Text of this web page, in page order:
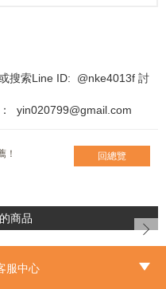
搜索Line ID: @nke4013f 討
yin020799@gmail.com
！ 回總覽
商品
next
服中心